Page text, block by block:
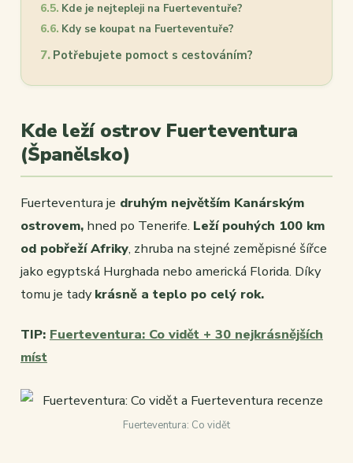
Kde je nejtepleji na Fuerteventuře?
Kdy se koupat na Fuerteventuře?
Potřebujete pomoct s cestováním?
Kde leží ostrov Fuerteventura
(Španělsko)
Fuerteventura je druhým největším Kanárským
ostrovem, hned po Tenerife. Leží pouhých 100 km
od pobřeží Afriky, zhruba na stejné zeměpisné šířce
jako egyptská Hurghada nebo americká Florida. Díky
tomu je tadykrásně a teplo po celý rok.
TIP: Fuerteventura: Co vidět + 30 nejkrásnějších
míst
Fuerteventura: Co vidět